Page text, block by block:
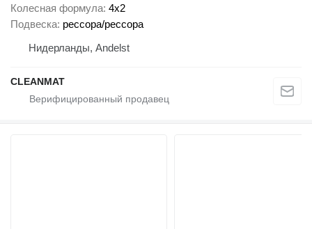
Колесная формула 4x2
Подвеска рессора/рессора
Нидерланды, Andelst
CLEANMAT